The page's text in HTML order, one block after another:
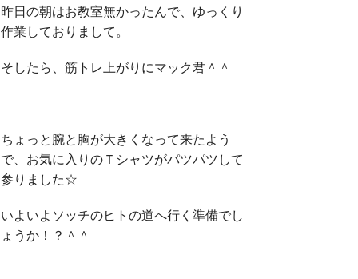
k
昨日の朝はお教室無かったんで、ゆっくり
作業しておりまして。
そしたら、筋トレ上がりにマック君＾＾
ちょっと腕と胸が大きくなって来たよう
で、お気に入りのＴシャツがパツパツして
参りました☆
いよいよソッチのヒトの道へ行く準備でし
ょうか！？＾＾